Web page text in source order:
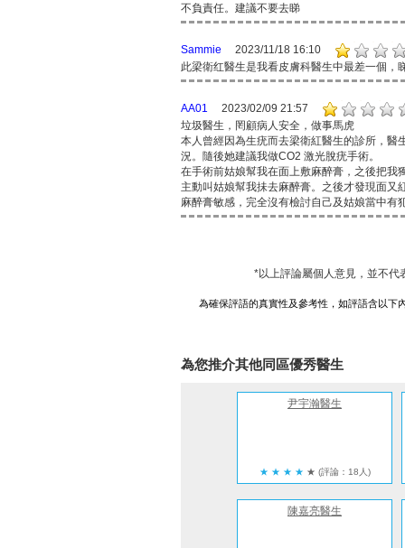
不負責任。建議不要去睇
Sammie
2023/11/18 16:10
此梁衛红醫生是我看皮膚科醫生中最差一個
AA01
2023/02/09 21:57
垃圾醫生，罔顧病人安全，做事馬虎
本人曾經因為生疣而去梁衛紅醫生的診所，醫
況。隨後她建議我做CO2 激光脫疣手術。
在手術前姑娘幫我在面上敷麻醉膏，之後把我
主動叫姑娘幫我抺去麻醉膏。之後才發現面
麻醉膏敏感，完全沒有檢討自己及姑娘當中有
*以上評論屬個人意見，並不代
為確保評語的真實性及參考性，如評語含以下
為您推介其他同區優秀醫生
尹宇瀚醫生
★ ★ ★ ★ ★ (評論：18人)
陳嘉亮醫生